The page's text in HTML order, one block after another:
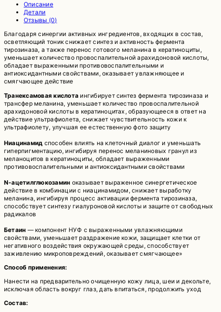
Описание
Детали
Отзывы (0)
Благодаря синергии активных ингредиентов, входящих в состав,
осветляющий тоник снижает синтез и активность фермента
тирозиназа, а также перенос готового меланина в кератиноциты,
уменьшает количество провоспалительной арахидоновой кислоты,
обладает выраженными противовоспалительными и
антиоксидантными свойствами, оказывает увлажняющее и
смягчающее действие
Транексамовая кислота ингибирует синтез фермента тирозиназа и
трансфер меланина, уменьшает количество провоспалительной
арахидоновой кислоты в кератиноцитах, образующееся в ответ на
действие ультрафиолета, снижает чувствительность кожи к
ультрафиолету, улучшая ее естественную фото защиту
Ниацинамид способен влиять на клеточный диалог и уменьшать
гиперпигментацию, ингибируя перенос меланиновых гранул из
меланоцитов в кератиноциты, обладает выраженными
противовоспалительными и антиоксидантными свойствами
N-ацетилглюкозамин оказывает выраженное синергетическое
действие в комбинации с ниацинамидом, снижает выработку
меланина, ингибируя процесс активации фермента тирозиназа,
способствует синтезу гиалуроновой кислоты и защите от свободных
радикалов
Бетаин — компонент НУФ с выраженными увлажняющими
свойствами, уменьшает раздражение кожи, защищает клетки от
негативного воздействия окружающей среды, способствует
заживлению микроповреждений, оказывает смягчающее»
Способ применения:
Нанести на предварительно очищенную кожу лица, шеи и декольте,
исключая область вокруг глаз, дать впитаться, продолжить уход
Состав: